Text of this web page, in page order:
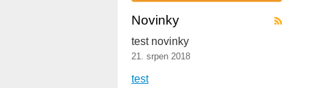
Novinky
test novinky
21. srpen 2018
test